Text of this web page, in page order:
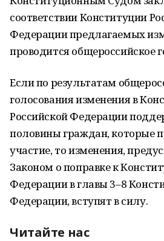
соответствии Конституции
Федерации предлагаемых
проводится общероссийское
Если по результатам
голосования изменения в
Российской Федерации
половины граждан, которые
участие, то изменения,
Законом о поправке к
Федерации в главы 3–8
Федерации, вступят в силу.
Читайте нас